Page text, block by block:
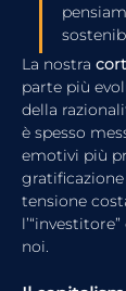
La nostra
parte più
della
è spesso
emotivi più
tensione
noi.